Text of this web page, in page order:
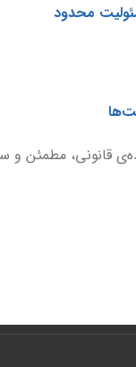
محدود
قانونی، مطمئن